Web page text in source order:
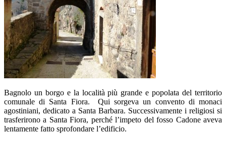
Bagnolo un borgo e la località più grande e popolata del territorio
comunale di Santa Fiora. Qui sorgeva un convento di monaci
agostiniani, dedicato a Santa Barbara. Successivamente i religiosi si
trasferirono a Santa Fiora, perché l’impeto del fosso Cadone aveva
lentamente fatto sprofondare l’edificio.